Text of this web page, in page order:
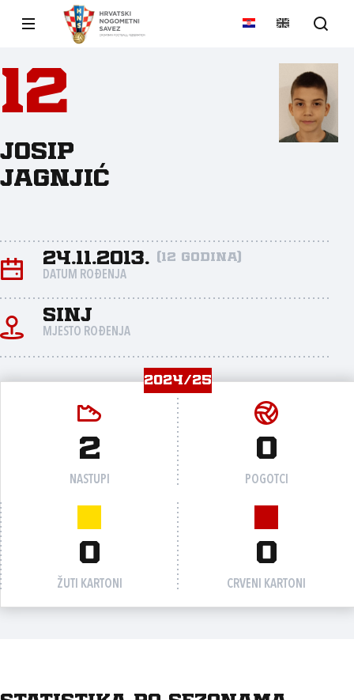
12
Josip
Jagnjić
24.11.2013. (12 godina)
DATUM ROĐENJA
Sinj
MJESTO ROĐENJA
2024/25
2
NASTUPI
0
POGOTCI
0
ŽUTI KARTONI
0
CRVENI KARTONI